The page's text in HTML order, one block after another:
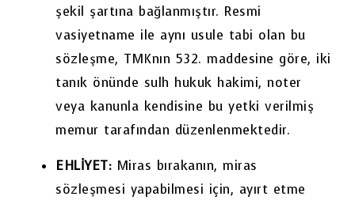
şekil şartına bağlanmıştır. Resmi
vasiyetname ile aynı usule tabi olan bu
sözleşme, TMKnın 532. maddesine göre, iki
tanık önünde sulh hukuk hakimi, noter
veya kanunla kendisine bu yetki verilmiş
memur tarafından düzenlenmektedir.
EHLİYET: Miras bırakanın, miras
sözleşmesi yapabilmesi için, ayırt etme